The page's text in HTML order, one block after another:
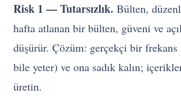
Risk 1 — Tutarsızlık. Bülten,
hafta atlanan bir bülten, güveni ve
düşürür. Çözüm: gerçekçi bir
bile yeter) ve ona sadık kalın;
üretin.